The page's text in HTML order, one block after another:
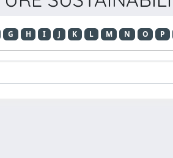
G H I J K L M N O P